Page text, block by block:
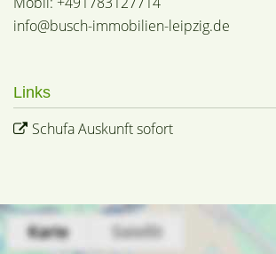
info@busch-immobilien-leipzig.de
Links
Schufa Auskunft sofort